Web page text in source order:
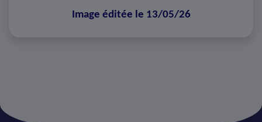
Image éditée le 13/05/26